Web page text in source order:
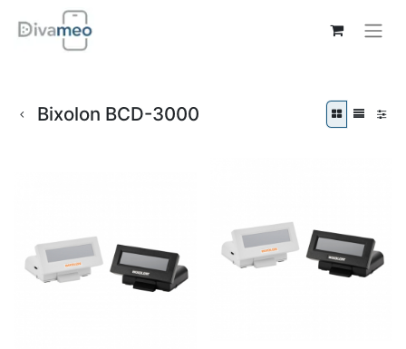
Bixolon BCD-3000